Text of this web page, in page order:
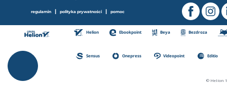
regulamin | polityka prywatności | pomoc
Helion Ebookpoint Beya Bezdroza
Sensus Onepress Videopoint Editio
© Helion